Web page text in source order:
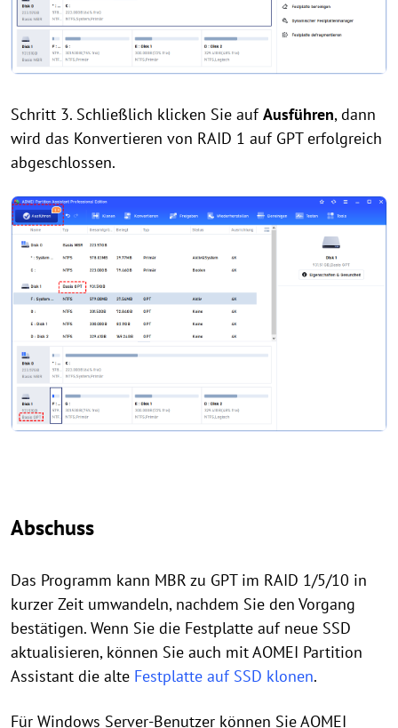
Schritt 3. Schließlich klicken Sie aufAusführen, dann
wird das Konvertieren von RAID 1 auf GPT erfolgreich
abgeschlossen.
Abschuss
Das Programm kann MBR zu GPT im RAID 1/5/10 in
kurzer Zeit umwandeln, nachdem Sie den Vorgang
bestätigen. Wenn Sie die Festplatte auf neue SSD
aktualisieren, können Sie auch mit AOMEI Partition
Assistant die alte Festplatte auf SSD klonen.
Für Windows Server-Benutzer können Sie AOMEI